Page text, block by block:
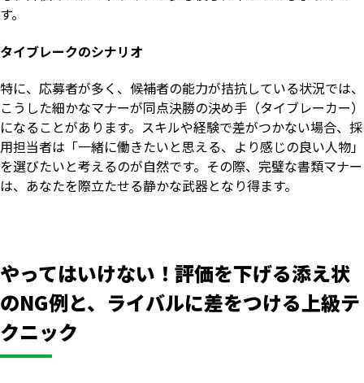
す。
タイブレークのシナリオ
特に、応募者が多く、候補者の能力が拮抗している状況では、
こうした細かなマナーが同点決勝の決め手（タイブレーカー）
になることがあります。スキルや経験で差がつかない場合、採
用担当者は「一緒に働きたいと思える、より感じの良い人物」
を選びたいと考えるのが自然です。その際、完璧な書類マナー
は、あなたを際立たせる静かな武器となり得ます。
やってはいけない！評価を下げる添え状
のNG例と、ライバルに差をつける上級テ
クニック